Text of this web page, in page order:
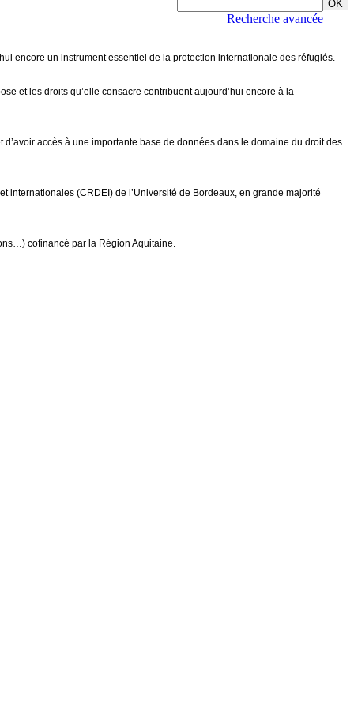
Recherche avancée
encore un instrument essentiel de la protection internationale des réfugiés.
et les droits qu’elle consacre contribuent aujourd’hui encore à la
accès à une importante base de données dans le domaine du droit des
(CRDEI) de l’Université de Bordeaux, en grande majorité
cofinancé par la Région Aquitaine.